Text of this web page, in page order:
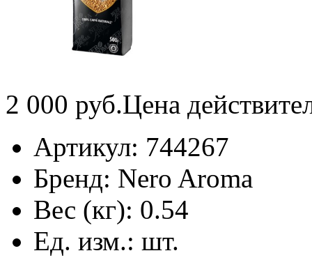
2 000 руб.Цена
Артикул: 744267
Бренд: Nero Aroma
Вес (кг): 0.54
Ед. изм.: шт.